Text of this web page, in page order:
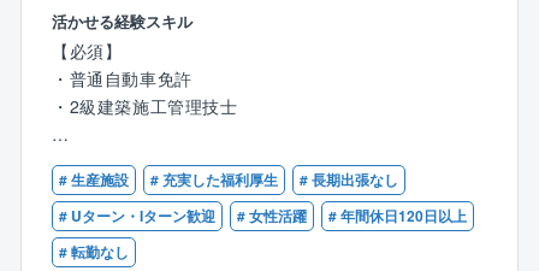
が、特に創業から西日本エリア（中四国～九州）では
多くの実績を有している為、安定して案件獲得をして
います。
■技術士の有資格者や経験豊富な社員が多く、技術力を
に繋がる為、業務時間内での時間を確保し、先輩社員
が育成に携わっています。会社として資格取得をバッ
クアップする体制が整っています。
【具体的に】
・スケジュール管理
・工程管理
・安全管理
・品質管理
・原価管理
・資材管理
・作業日報作成
・報告業務
活かせる経験スキル
【必須】
・普通自動車免許
・2級建築施工管理技士
【歓迎】
・1級建築施工管理技士
# 生産施設 # 充実した福利厚生
# 長期出張なし
# Uターン・Iターン歓迎
# 女性活躍
# 年間休日120日以上
# 転勤なし